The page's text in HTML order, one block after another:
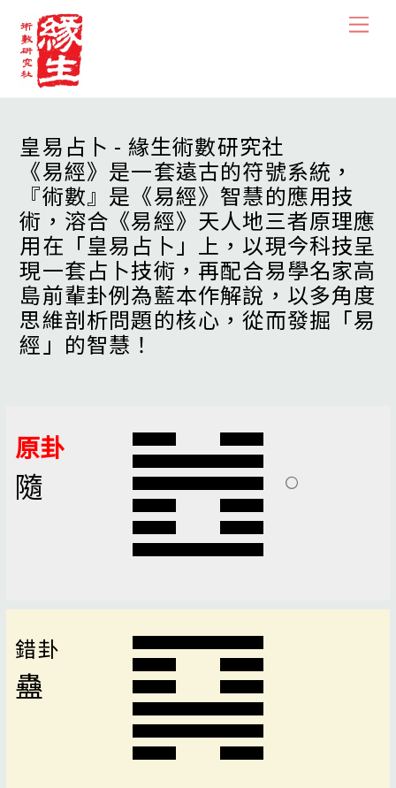
content
皇易占卜 - 緣生術數研究社
《易經》是一套遠古的符號系統，
『術數』是《易經》智慧的應用技
術，溶合《易經》天人地三者原理應
用在「皇易占卜」上，以現今科技呈
現一套占卜技術，再配合易學名家高
島前輩卦例為藍本作解說，以多角度
思維剖析問題的核心，從而發掘「易
經」的智慧！
原卦
隨
錯卦
蠱